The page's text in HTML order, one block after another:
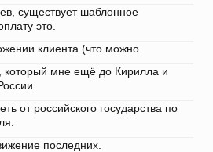
существует шаблонное
это.
клиента (что можно.
который мне ещё до Кирилла и
от российского государства по
последних.